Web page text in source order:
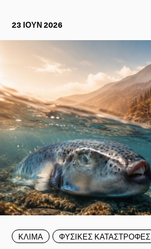
23 ΙΟΥΝ 2026
ΚΛΙΜΑ ΦΥΣΙΚΕΣ ΚΑΤΑΣΤΡΟΦΕΣ